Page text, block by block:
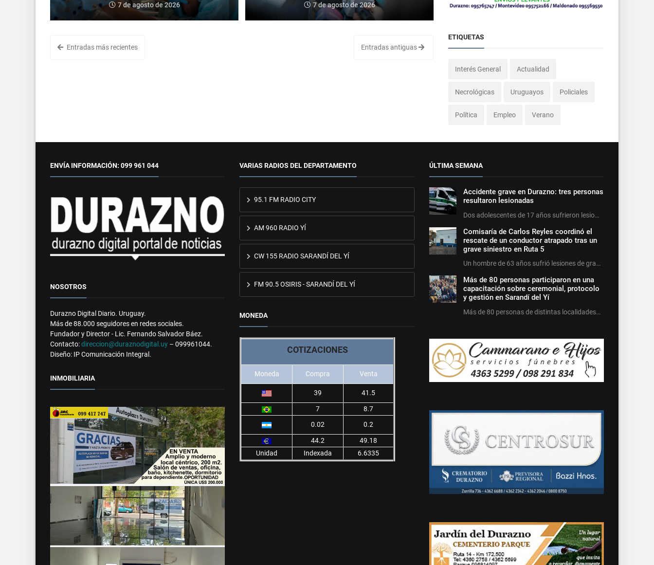
7 de agosto de 2026 7 de agosto de 2026
Entradas más recientes Entradas antiguas
ETIQUETAS
Interés General Actualidad
Necrológicas Uruguayos Policiales
Política Empleo Verano
ENVÍA INFORMACIÓN: 099 961 044
NOSOTROS
Durazno Digital Diario. Uruguay.
Más de 88.000 seguidores en redes sociales.
Fundador y Director - Lic. Fernando Salvador Báez.
Contacto:direccion@duraznodigital.uy – 099961044.
Diseño: IP Comunicación Integral.
INMOBILIARIA
VARIAS RADIOS DEL DEPARTAMENTO
95.1 FM RADIO CITY
AM 960 RADIO YÍ
CW 155 RADIO SARANDÍ DEL YÍ
FM 90.5 OSIRIS - SARANDÍ DEL YÍ
MONEDA
COTIZACIONES
Moneda Compra Venta
39 41.5
7
8.7
0.02
0.2
44.2
49.18
Unidad
Indexada 6.6335
ÚLTIMA SEMANA
Accidente grave en Durazno: tres personas
resultaron lesionadas
Dos adolescentes de 17 años sufrieron lesio…
Comisaría de Carlos Reyles coordinó el
rescate de un conductor atrapado tras un
grave siniestro en Ruta 5
Un hombre de 63 años sufrió lesiones de gra…
Más de 80 personas participaron en una
capacitación sobre ceremonial, protocolo
y gestión en Sarandí del Yí
Más de 80 personas de distintas localidades…